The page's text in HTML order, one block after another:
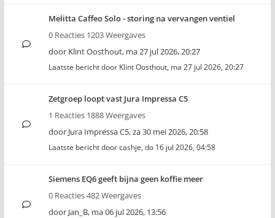
Melitta Caffeo Solo - storing na vervangen ventiel
0 Reacties 1203 Weergaves
door Klint Oosthout, ma 27 jul 2026, 20:27
Laatste bericht door Klint Oosthout, ma 27 jul 2026, 20:27
Zetgroep loopt vast Jura Impressa C5
1 Reacties 1888 Weergaves
door Jura Impressa C5,za 30 mei 2026, 20:58
Laatste bericht doorcashje, do 16 jul 2026, 04:58
Siemens EQ6 geeft bijna geen koffie meer
0 Reacties 482 Weergaves
door Jan_B, ma 06 jul 2026, 13:56